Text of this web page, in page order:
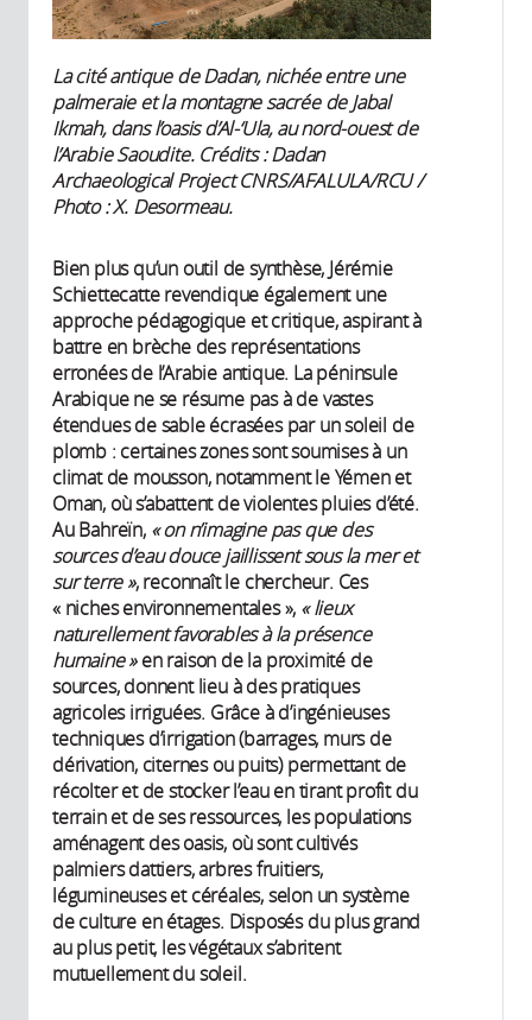
La cité antique de Dadan, nichée entre une
palmeraie et la montagne sacrée de Jabal
Ikmah, dans l’oasis d’Al-‘Ula, au nord-ouest de
l’Arabie Saoudite. Crédits : Dadan
Archaeological Project CNRS/AFALULA/RCU /
Photo : X. Desormeau.
Bien plus qu’un outil de synthèse, Jérémie
Schiettecatte revendique également une
approche pédagogique et critique, aspirant à
battre en brèche des représentations
erronées de l’Arabie antique. La péninsule
Arabique ne se résume pas à de vastes
étendues de sable écrasées par un soleil de
plomb : certaines zones sont soumises à un
climat de mousson, notamment le Yémen et
Oman, où s’abattent de violentes pluies d’été.
Au Bahreïn, « on n’imagine pas que des
sources d’eau douce jaillissent sous la mer et
sur terre », reconnaît le chercheur. Ces
« niches environnementales », « lieux
naturellement favorables à la présence
humaine »en raison de la proximité de
sources, donnent lieu à des pratiques
agricoles irriguées. Grâce à d’ingénieuses
techniques d’irrigation (barrages, murs de
dérivation, citernes ou puits) permettant de
récolter et de stocker l’eau en tirant profit du
terrain et de ses ressources, les populations
aménagent des oasis, où sont cultivés
palmiers dattiers, arbres fruitiers,
légumineuses et céréales, selon un système
de culture en étages. Disposés du plus grand
au plus petit, les végétaux s’abritent
mutuellement du soleil.